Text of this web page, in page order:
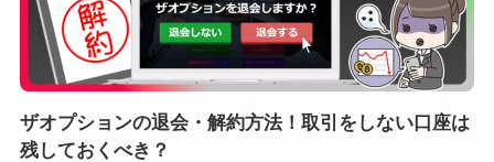
ザオプションの退会・解約方法！取引をしない口座は
残しておくべき？